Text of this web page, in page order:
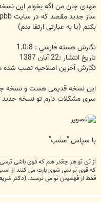
مهدی جان من اگه بخوام این
بکنم (یا به عبارتی ارتقا بدم)
نگارش هسته فارسي : 1.0.8
تاريخ انتشار :22 آبان 1387
نگارش آخرین اصلاحیه نصب شده هسته
سری مشکلات دارم تو نسخه جدید phpbb .. که بعضی چیزا اضافه شده
با سپاس "مشب"
از تن تو هر چقدر هم كه قوی باشی ترسی
كه قوی تر نمی شوی بارت می كنند از
فقط از فهمیدن تو می ترسند. (دکتر